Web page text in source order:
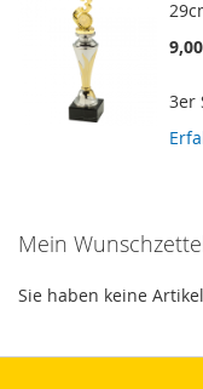
3er
Mein
Sie haben keine